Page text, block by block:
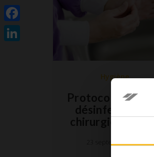
Hygiène
Protocoles pour
désinfection en
chirurgie
23 septembre 2018
Facebook